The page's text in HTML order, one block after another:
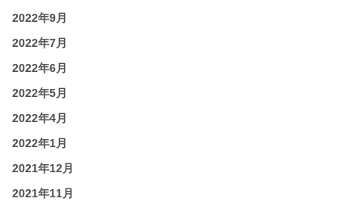
2022年9月
2022年7月
2022年6月
2022年5月
2022年4月
2022年1月
2021年12月
2021年11月